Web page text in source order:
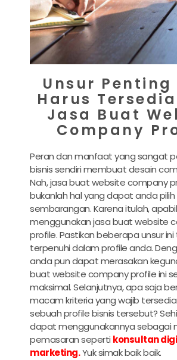
Unsur Penting
Harus
Jasa Buat
Company
Peran dan manfaat yang sangat
bisnis sendiri membuat desain
Nah, jasa buat website company
bukanlah hal yang dapat anda
sembarangan. Karena itulah,
menggunakanjasa buat website
profile. Pastikan beberapa unsur
terpenuhi dalam profile anda.
anda pun dapat merasakan
buat website company profileini
maksimal. Selanjutnya, apa saja
macam kriteria yang wajib
sebuah profile bisnis tersebut?
dapat menggunakannya sebagai
pemasaran seperti konsultan
marketing.Yuk simak baik baik.